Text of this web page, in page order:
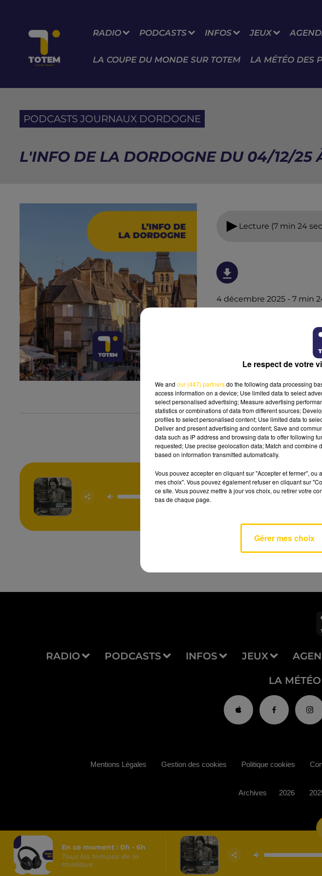
RADIO PODCASTS INFOS JEUX
LA COUPE DU MONDE SUR TOTEM LA MÉTÉO DES
PODCASTS JOURNAUX DORDOGNE
L'INFO DE LA DORDOGNE DU 04/12/25
Lecture (7 min 24
4 décembre 2025 - 7 min
Ecoutez sur Totem
Nord du Lot et le pays
nos journalistes sur le
Heartless (la
Promesse)
JUSTIN NOZUKA
AVEYRON NORD
RADIO PODCASTS INFOS JEUX
LA
En ce moment : 0h - 6h
Tous les tempos de la
musique
Mentions Légales Gestion des cookies Politique cookies
Archives 2026
Le respect de votre
We and our (447) partnersdo the following data processing
access information on a device; Use limited data to select
select personalised advertising; Measure advertising
statistics or combinations of data from different sources;
profiles to select personalised content; Use limited data to
Deliver and present advertising and content; Save and
data such as IP address and browsing data to offer following
requested; Use precise geolocation data; Match and combine
based on information transmitted automatically.
Vous pouvez accepter en cliquant sur "Accepter et fermer",
mes choix". Vous pouvez également refuser en cliquant sur
ce site. Vous pouvez mettre à jour vos choix, ou retirer votre
bas de chaque page.
Gérer mes choix